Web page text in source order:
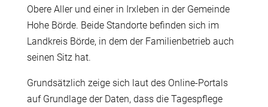
Obere Aller und einer in Irxleben in der Gemeinde
Hohe Börde. Beide Standorte befinden sich im
Landkreis Börde, in dem der Familienbetrieb auch
seinen Sitz hat.
Grundsätzlich zeige sich laut des Online-Portals
auf Grundlage der Daten, dass die Tagespflege